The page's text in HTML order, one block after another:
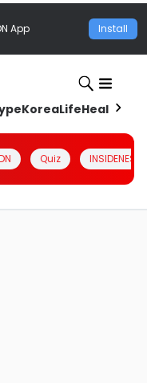
App Install
KoreaLifeHealth
Quiz INSIDENESIA